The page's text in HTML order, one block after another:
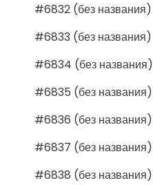
#6832 (без названия)
#6833 (без названия)
#6834 (без названия)
#6835 (без названия)
#6836 (без названия)
#6837 (без названия)
#6838 (без названия)